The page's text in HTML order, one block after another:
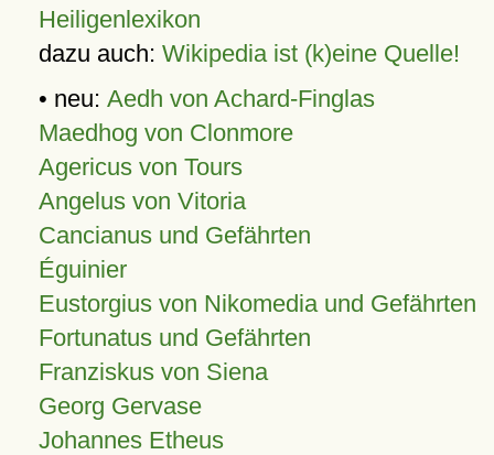
Heiligenlexikon
dazu auch: Wikipedia ist (k)eine Quelle!
• neu: Aedh von Achard-Finglas
Maedhog von Clonmore
Agericus von Tours
Angelus von Vitoria
Cancianus und Gefährten
Éguinier
Eustorgius von Nikomedia und Gefährten
Fortunatus und Gefährten
Franziskus von Siena
Georg Gervase
Johannes Etheus